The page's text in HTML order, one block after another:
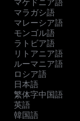
マケドニア語
マラガシ語
マレーシア語
モンゴル語
ラトビア語
リトアニア語
ルーマニア語
ロシア語
日本語
繁体字中国語
英語
韓国語